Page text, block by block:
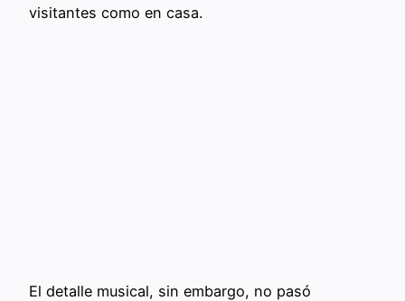
visitantes como en casa.
El detalle musical, sin embargo, no pasó